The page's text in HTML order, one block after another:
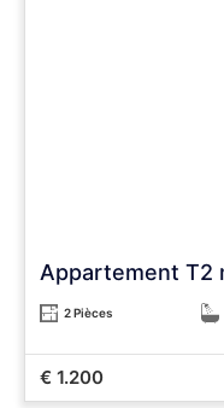
2 Pièces
€ 1.200